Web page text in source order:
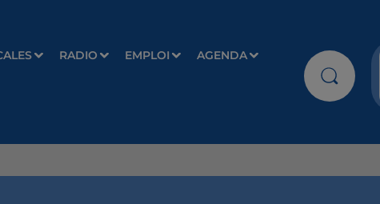
RADIO EMPLOI AGENDA